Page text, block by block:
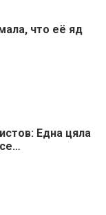
что её яд
Една цяла